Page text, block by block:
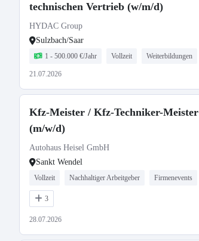
technischen Vertrieb (w/m/d)
HYDAC Group
Sulzbach/Saar
1 - 500.000 €/Jahr Vollzeit Weiterbildungen
21.07.2026
Kfz-Meister / Kfz-Techniker-Meister
(m/w/d)
Autohaus Heisel GmbH
Sankt Wendel
Vollzeit Nachhaltiger Arbeitgeber Firmenevents
3
28.07.2026